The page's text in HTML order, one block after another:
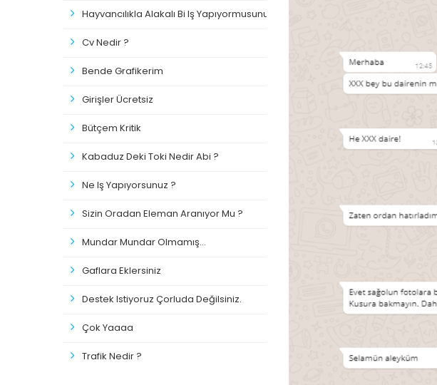
Hayvancılıkla Alakalı Bi Iş Yapıyormusunuz?
Cv Nedir ?
Bende Grafikerim
Girişler Ücretsiz
Bütçem Kritik
Kabaduz Deki Toki Nedir Abi ?
Ne Iş Yapıyorsunuz ?
Sizin Oradan Eleman Aranıyor Mu ?
Mundar Mundar Olmamış...
Gaflara Eklersiniz
Destek Istiyoruz Çorluda Değilsiniz.
Çok Yaaaa
Trafik Nedir ?